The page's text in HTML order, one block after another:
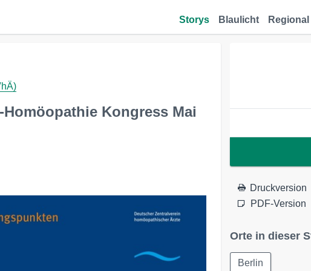
Storys Blaulicht Regional
Kongress Mai
Druckversion
PDF-Version
Orte in dieser
Berlin